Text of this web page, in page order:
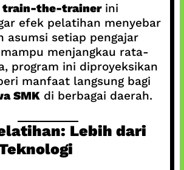
train-the-trainerini
efek pelatihan menyebar
asumsi setiap pengajar
menjangkau rata-
program ini diproyeksikan
manfaat langsung bagi
SMK di berbagai daerah.
Lebih dari